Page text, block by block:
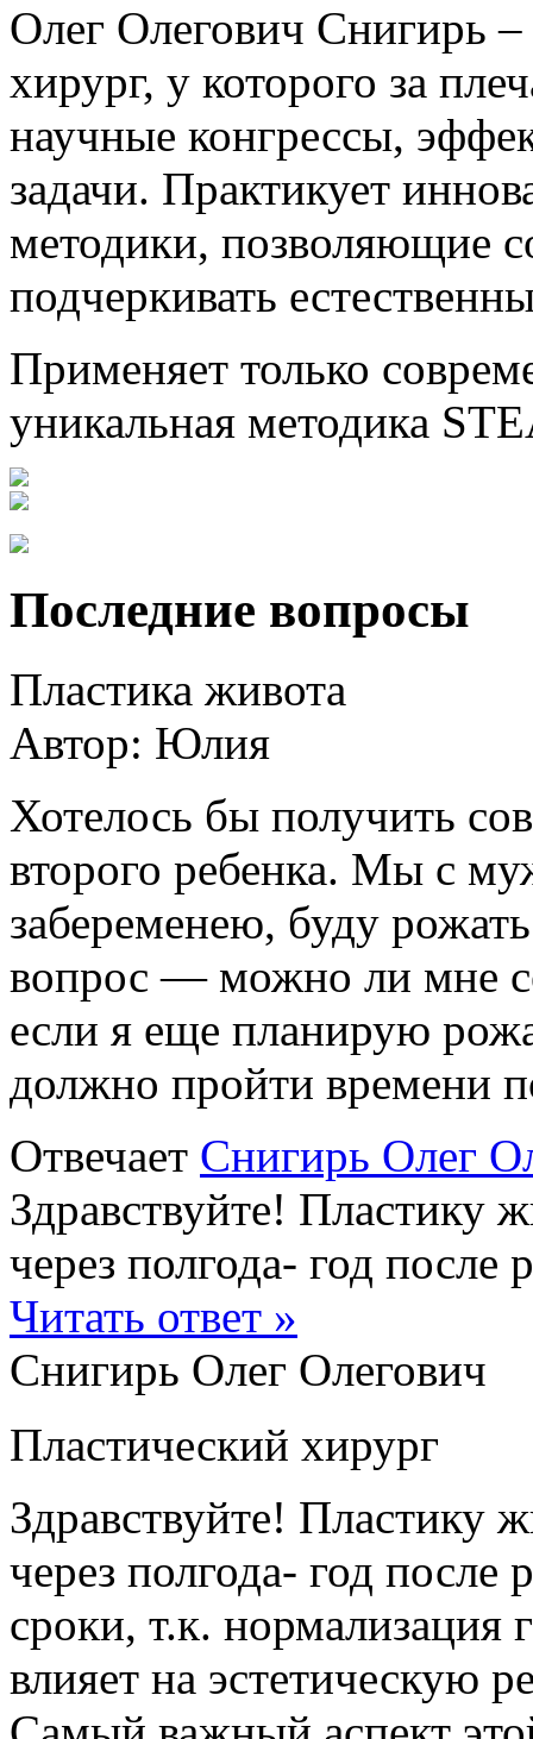
Олег Олегович Снигирь
хирург, у которого за
научные конгрессы,
задачи. Практикует
методики, позволяющие
подчеркивать
Применяет только
уникальная методика
Последние вопросы
Пластика живота
Автор: Юлия
Хотелось бы получить
второго ребенка. Мы с
забеременею, буду
вопрос — можно ли мне
если я еще планирую
должно пройти времени
Отвечает Снигирь Олег
Здравствуйте! Пластику
через полгода- год
Читать ответ »
Снигирь Олег Олегович
Пластический хирург
Здравствуйте! Пластику
через полгода- год
сроки, т.к. нормализация
влияет на эстетическую